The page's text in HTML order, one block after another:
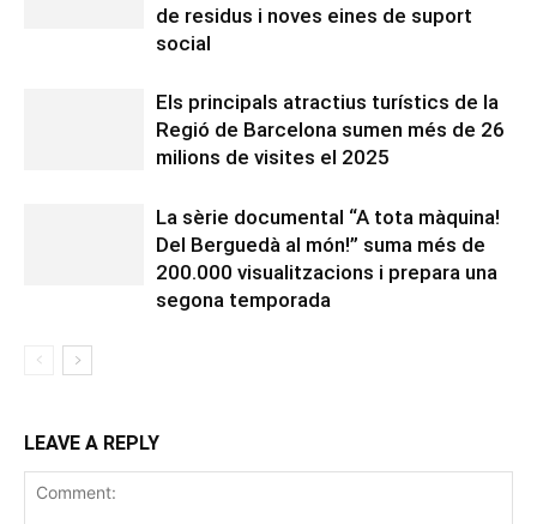
de residus i noves eines de suport
social
Els principals atractius turístics de la
Regió de Barcelona sumen més de 26
milions de visites el 2025
La sèrie documental “A tota màquina!
Del Berguedà al món!” suma més de
200.000 visualitzacions i prepara una
segona temporada
LEAVE A REPLY